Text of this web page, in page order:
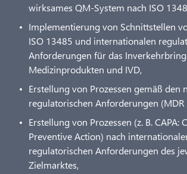
wirksames QM-System nach ISO
Implementierung von Schnittstellen
ISO 13485 und internationalen
Anforderungen für das
Medizinprodukten und IVD,
Erstellung von Prozessen gemäß den
regulatorischen Anforderungen (MDR
Erstellung von Prozessen (z. B. CAPA:
Preventive Action) nach
regulatorischen Anforderungen des
Zielmarktes,